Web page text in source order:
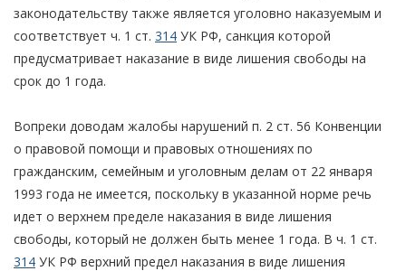
законодательству также является уголовно наказуемым и
соответствует ч. 1 ст. 314 УК РФ, санкция которой
предусматривает наказание в виде лишения свободы на
срок до 1 года.
Вопреки доводам жалобы нарушений п. 2 ст. 56 Конвенции
о правовой помощи и правовых отношениях по
гражданским, семейным и уголовным делам от 22 января
1993 года не имеется, поскольку в указанной норме речь
идет о верхнем пределе наказания в виде лишения
свободы, который не должен быть менее 1 года. В ч. 1 ст.
314 УК РФ верхний предел наказания в виде лишения